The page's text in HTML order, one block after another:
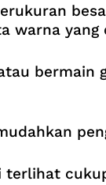
warna yang
bermain